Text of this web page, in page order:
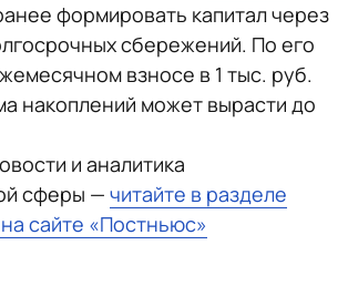
формировать капитал через
сбережений. По его
взносе в 1 тыс. руб.
накоплений может вырасти до
и аналитика
сферы — читайте в разделе
сайте «Постньюс»